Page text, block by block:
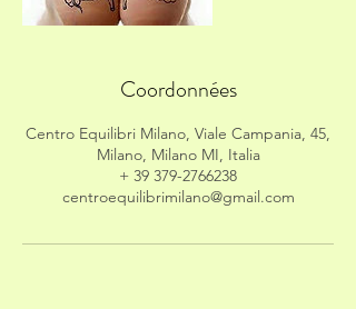
Coordonnées
Centro Equilibri Milano, Viale Campania, 45,
Milano, Milano MI, Italia
+ 39 379-2766238
centroequilibrimilano@gmail.com